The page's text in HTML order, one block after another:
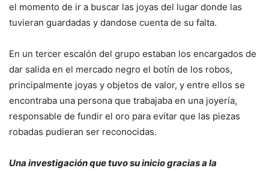
el momento de ir a buscar las joyas del lugar donde las
tuvieran guardadas y dandose cuenta de su falta.
En un tercer escalón del grupo estaban los encargados de
dar salida en el mercado negro el botín de los robos,
principalmente joyas y objetos de valor, y entre ellos se
encontraba una persona que trabajaba en una joyería,
responsable de fundir el oro para evitar que las piezas
robadas pudieran ser reconocidas.
Una investigación que tuvo su inicio gracias a la